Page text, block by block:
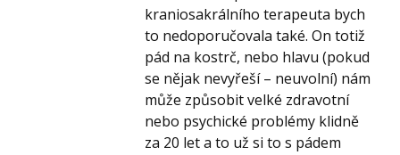
kraniosakrálního terapeuta bych
to nedoporučovala také. On totiž
pád na kostrč, nebo hlavu (pokud
se nějak nevyřeší – neuvolní) nám
může způsobit velké zdravotní
nebo psychické problémy klidně
za 20 let a to už si to s pádem